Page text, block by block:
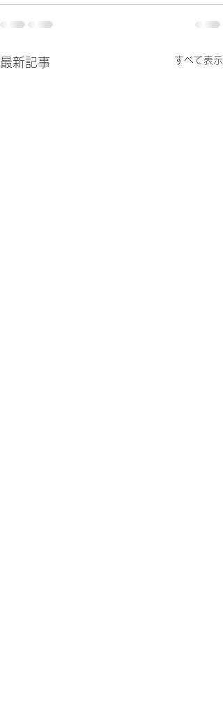
最新記事 すべて表示